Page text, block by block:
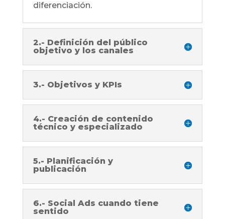
diferenciación.
2.- Definición del público
objetivo y los canales
3.- Objetivos y KPIs
4.- Creación de contenido
técnico y especializado
5.- Planificación y
publicación
6.- Social Ads cuando tiene
sentido